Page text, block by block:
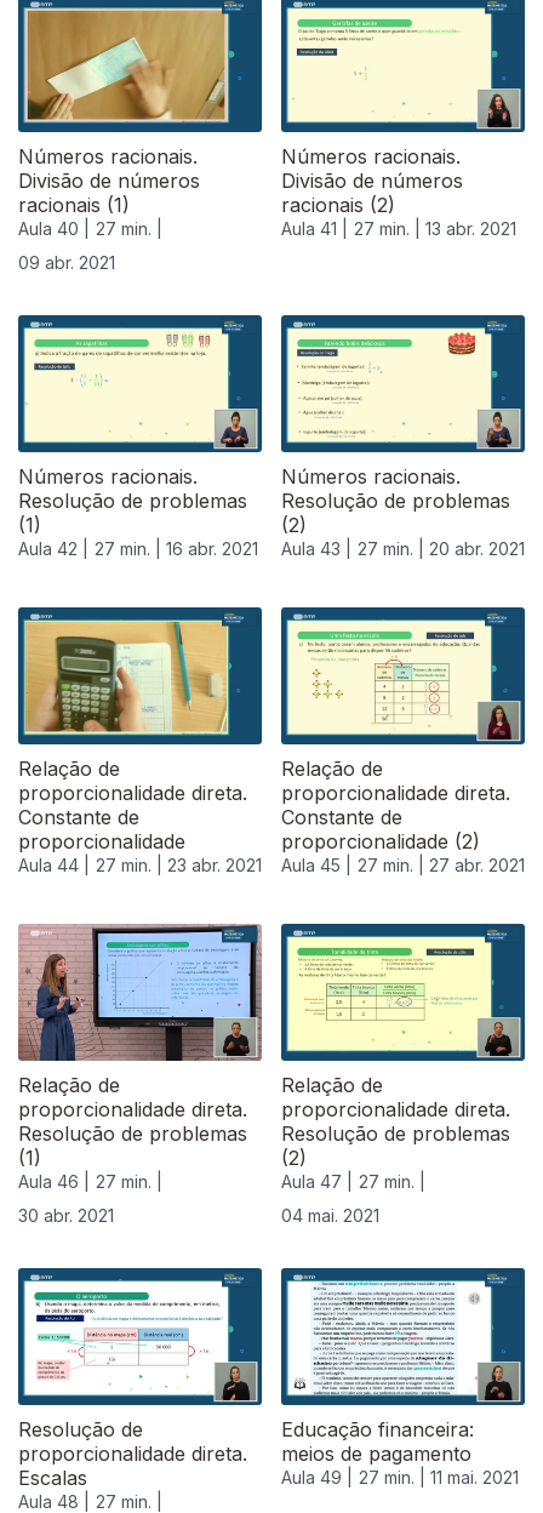
Números racionais.
Divisão de números
racionais (1)
Aula 40 |
27 min. |
09 abr. 2021
Números racionais.
Divisão de números
racionais (2)
Aula 41 | 27 min. | 13 abr. 2021
Números racionais.
Resolução de problemas
(1)
Aula 42 | 27 min. | 16 abr. 2021
Números racionais.
Resolução de problemas
(2)
Aula 43 | 27 min. | 20 abr. 2021
Relação de
proporcionalidade direta.
Constante de
proporcionalidade
Aula 44 | 27 min. | 23 abr. 2021
Relação de
proporcionalidade direta.
Constante de
proporcionalidade (2)
Aula 45 | 27 min. | 27 abr. 2021
Relação de
proporcionalidade direta.
Resolução de problemas
(1)
Aula 46 |
27 min. |
30 abr. 2021
Relação de
proporcionalidade direta.
Resolução de problemas
(2)
Aula 47 |
27 min. |
04 mai. 2021
541368
Resolução de
proporcionalidade direta.
Escalas
Aula 48 | 27 min. |
Educação financeira:
meios de pagamento
Aula 49 | 27 min. | 11 mai. 2021